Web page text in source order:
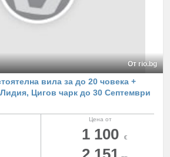
От rio.bg
вила за до 20 човека +
Цигов чарк до 30 Септември
Цена от
1 100 €